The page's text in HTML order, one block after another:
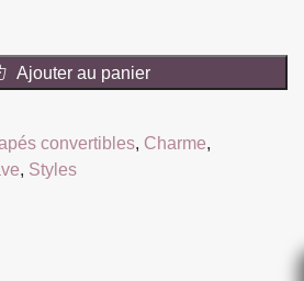
Ajouter au panier
convertibles, Charme,
, Styles